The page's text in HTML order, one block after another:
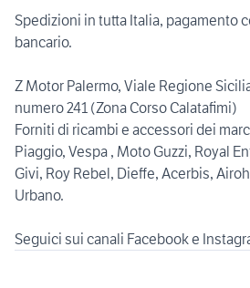
Spedizioni in tutta Italia, pagamento
bancario.
Z Motor Palermo, Viale Regione
numero 241 (Zona Corso Calatafimi)
Forniti di ricambi e accessori dei
Piaggio, Vespa , Moto Guzzi, Royal
Givi, Roy Rebel, Dieffe, Acerbis,
Urbano.
Seguici sui canali Facebook e